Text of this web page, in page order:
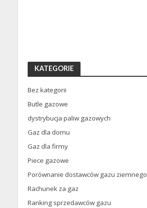
KATEGORIE
Bez kategorii
Butle gazowe
dystrybucja paliw gazowych
Gaz dla domu
Gaz dla firmy
Piece gazowe
Porównanie dostawców gazu ziemnego
Rachunek za gaz
Ranking sprzedawców gazu